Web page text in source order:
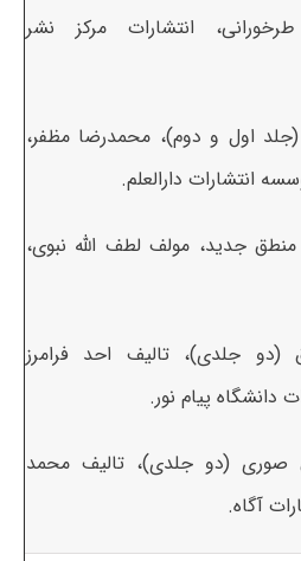
انتشارات مرکز نشر
اول و دوم)، محمدرضا مظفر،
انتشارات دارالعلم.
منطق جدید، مولف لطف الله نبوی،
(دو جلدی)، تالیف احد فرامرز
دانشگاه پیام نور.
صوری (دو جلدی)، تالیف محمد
آگاه.